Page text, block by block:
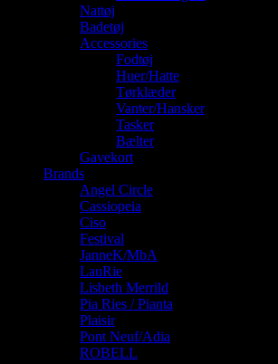
Nattøj
Badetøj
Accessories
Fodtøj
Huer/Hatte
Tørklæder
Vanter/Hansker
Tasker
Bælter
Gavekort
Brands
Angel Circle
Cassiopeia
Ciso
Festival
JanneK/MbA
LauRie
Lisbeth Merrild
Pia Ries / Pianta
Plaisir
Pont Neuf/Adia
ROBELL